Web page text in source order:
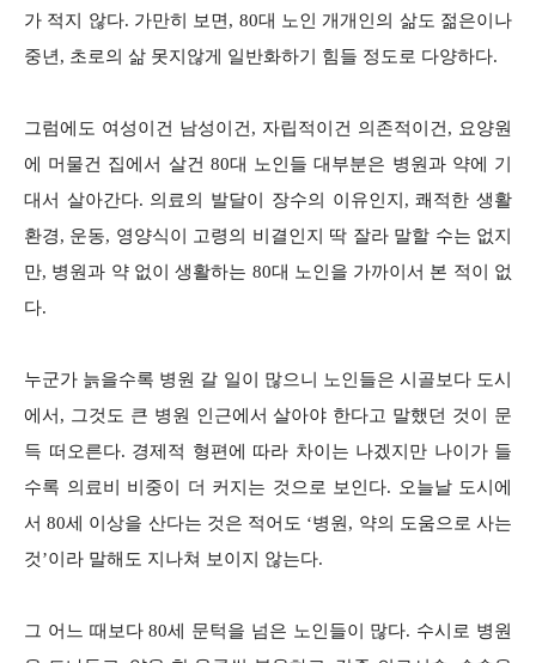
가 적지 않다. 가만히 보면, 80대 노인 개개인의 삶도 젊은이나
중년, 초로의 삶 못지않게 일반화하기 힘들 정도로 다양하다.
그럼에도 여성이건 남성이건, 자립적이건 의존적이건, 요양원
에 머물건 집에서 살건 80대 노인들 대부분은 병원과 약에 기
대서 살아간다. 의료의 발달이 장수의 이유인지, 쾌적한 생활
환경, 운동, 영양식이 고령의 비결인지 딱 잘라 말할 수는 없지
만, 병원과 약 없이 생활하는 80대 노인을 가까이서 본 적이 없
다.
누군가 늙을수록 병원 갈 일이 많으니 노인들은 시골보다 도시
에서, 그것도 큰 병원 인근에서 살아야 한다고 말했던 것이 문
득 떠오른다. 경제적 형편에 따라 차이는 나겠지만 나이가 들
수록 의료비 비중이 더 커지는 것으로 보인다. 오늘날 도시에
서 80세 이상을 산다는 것은 적어도 ‘병원, 약의 도움으로 사는
것’이라 말해도 지나쳐 보이지 않는다.
그 어느 때보다 80세 문턱을 넘은 노인들이 많다. 수시로 병원